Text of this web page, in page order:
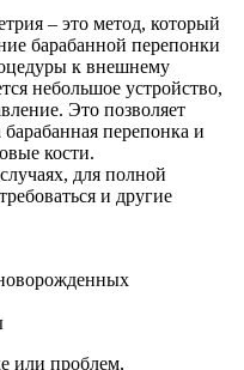
– это метод, который
барабанной перепонки
к внешнему
небольшое устройство,
Это позволяет
перепонка и
кости.
для полной
и другие
или проблем,